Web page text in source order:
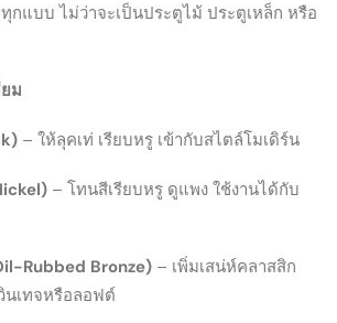
กแบบ ไม่ว่าจะเป็นประตูไม้ ประตูเหล็ก หรือ
ม
– ให้ลุคเท่ เรียบหรู เข้ากับสไตล์โมเดิร์น
– โทนสีเรียบหรู ดูแพง ใช้งานได้กับ
Rubbed Bronze) – เพิ่มเสน่ห์คลาสสิก
นเทจหรือลอฟต์